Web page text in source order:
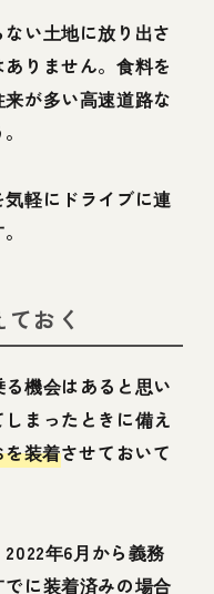
い土地に放り出さ
りません。食料を
が多い高速道路な
軽にドライブに連
おく
機会はあると思い
まったときに備え
を装着させておいて
年6月から義務
に装着済みの場合